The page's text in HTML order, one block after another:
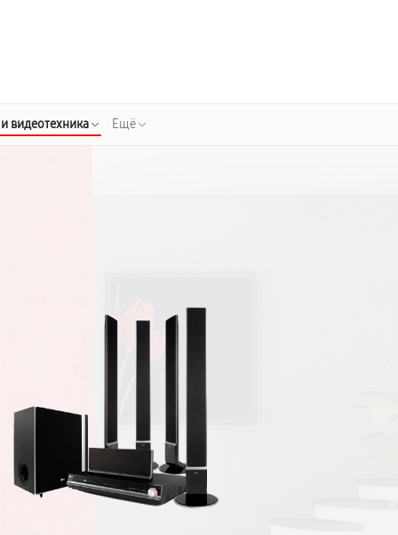
видеотехника Ещё